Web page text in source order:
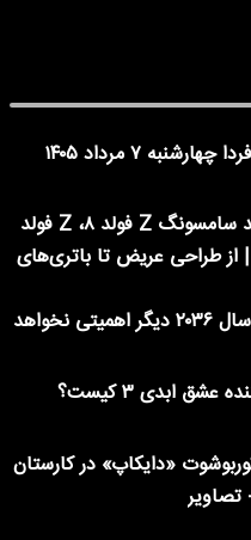
فوری | ادارات تهران فردا چهارشنبه ۷ مرداد ۱۴۰۵
معرفی سه مدل جدید سامسونگ Z فولد ۸، Z فولد
۸ اولترا و Z فلیپ ۸ | از طراحی عریض تا باتری‌های
ایلان ماسک: پول در سال ۲۰۳۶ دیگر اهمیتی نخواهد
ابدی ۳ کیست؟
«دایکاپ» در کارستان
تصاویر